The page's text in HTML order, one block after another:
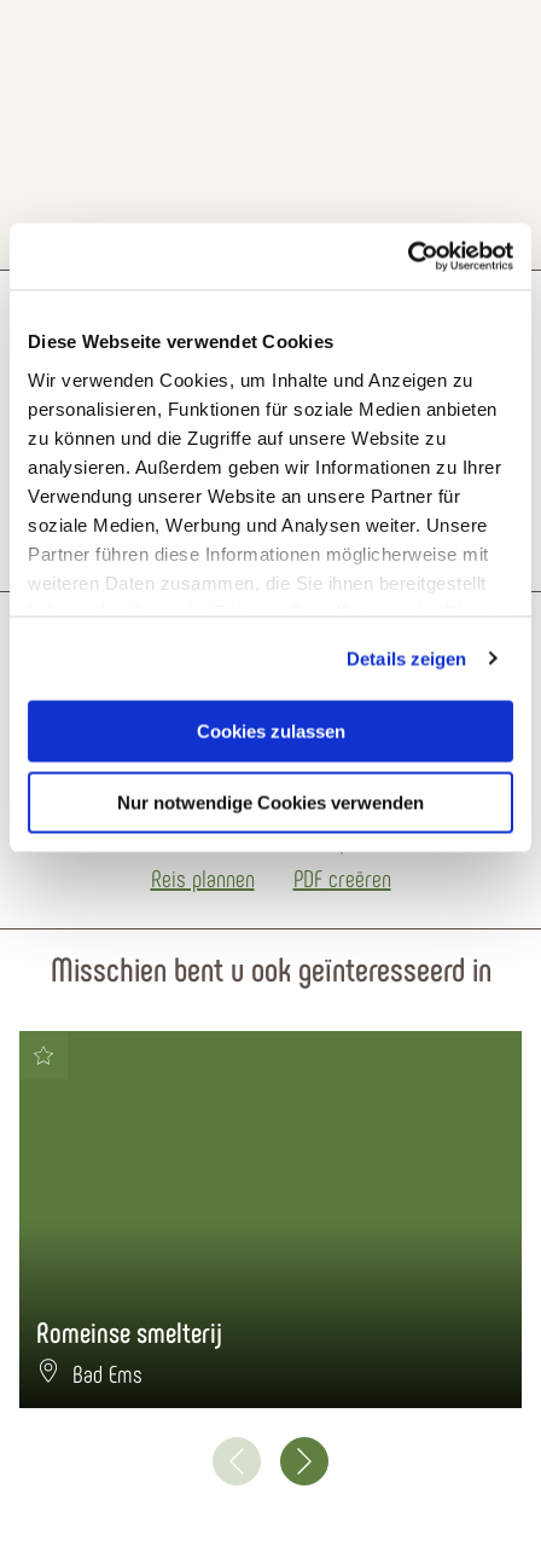
Diese Webseite verwendet Cookies
Wir verwenden Cookies, um Inhalte und Anzeigen zu
personalisieren, Funktionen für soziale Medien anbieten
zu können und die Zugriffe auf unsere Website zu
analysieren. Außerdem geben wir Informationen zu Ihrer
Verwendung unserer Website an unsere Partner für
soziale Medien, Werbung und Analysen weiter. Unsere
Partner führen diese Informationen möglicherweise mit
weiteren Daten zusammen, die Sie ihnen bereitgestellt
Cookies, wenn Sie unsere Webseite weiterhin nutzen.
Details zeigen
Cookies zulassen
Nur notwendige Cookies verwenden
Openingstijden
Rustdagen
Wat zou je als volgende willen
doen?
Reis plannen PDF creëren
Misschien bent u ook geïnteresseerd in
Romeinse smelterij
Bad Ems